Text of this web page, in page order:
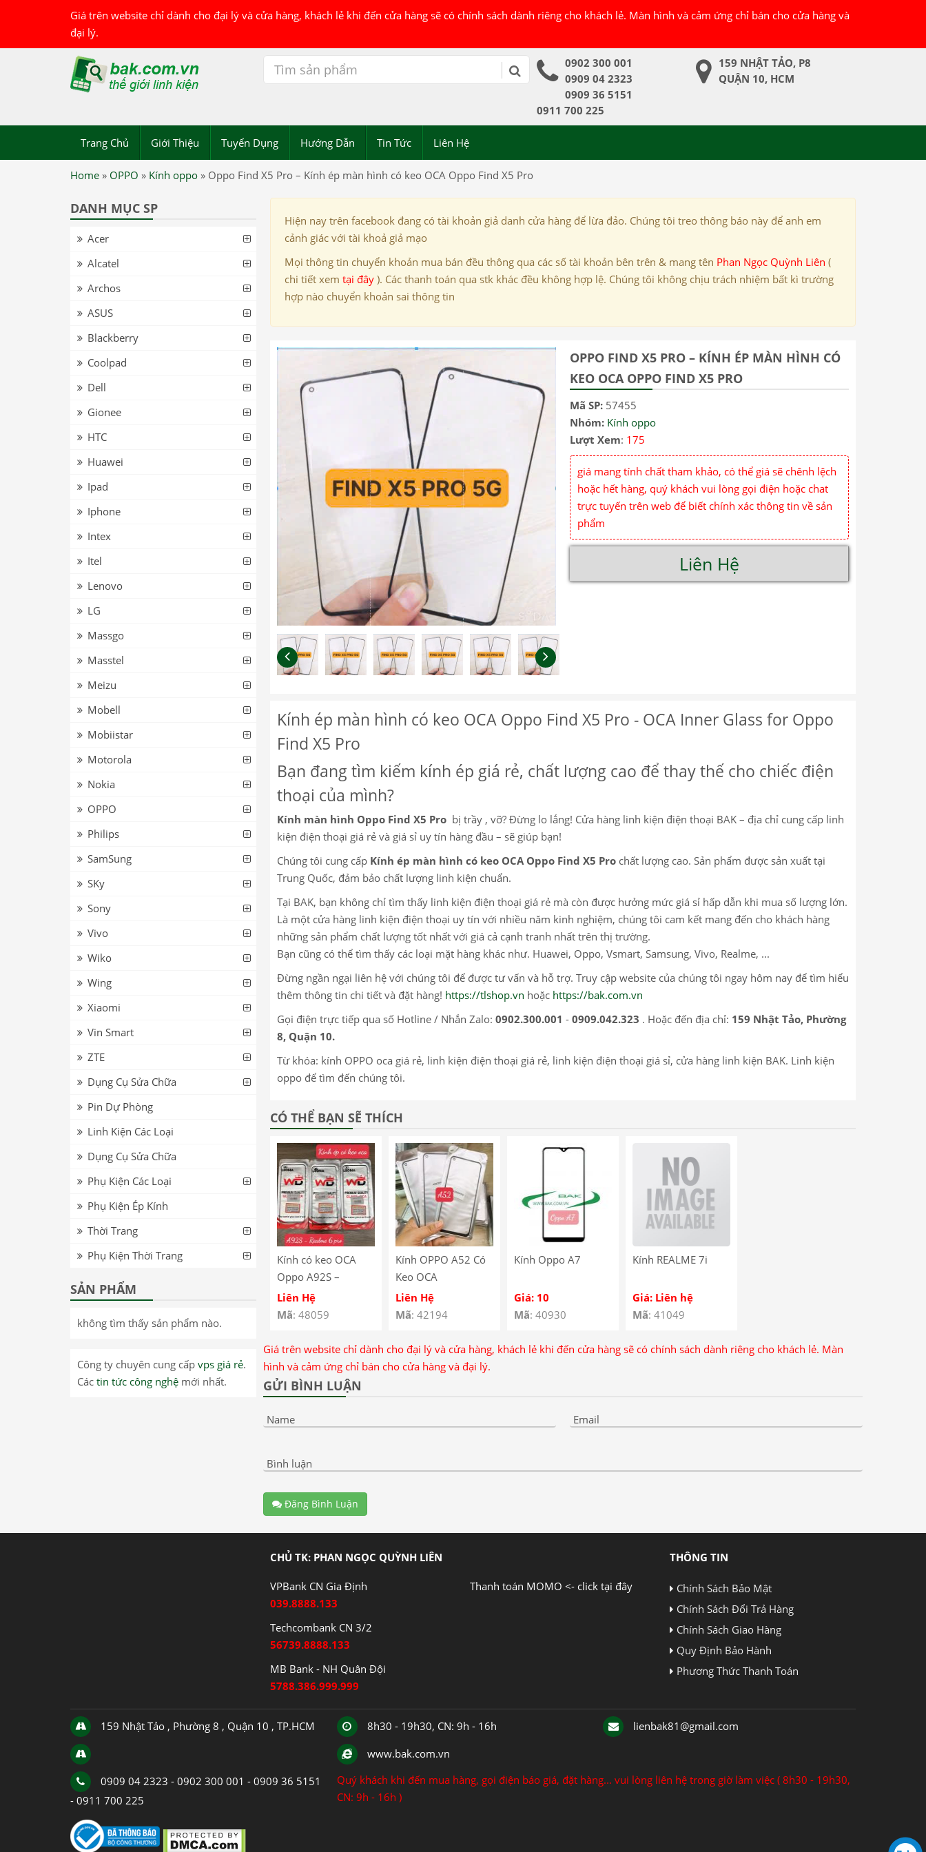
Giá trên website chỉ dành cho đại lý và cửa hàng, khách lẻ khi đến cửa hàng sẽ có chính sách dành riêng cho khách lẻ. Màn hình và cảm ứng chỉ bán cho cửa hàng và
đại lý.
0902 300 001
0909 04 2323
0909 36 5151
0911 700 225
159 NHẬT TẢO, P8
QUẬN 10, HCM
Trang Chủ Giới Thiệu Tuyển Dụng Hướng Dẫn Tin Tức Liên Hệ
Home » OPPO » Kính oppo » Oppo Find X5 Pro – Kính ép màn hình có keo OCA Oppo Find X5 Pro
Hiện nay trên facebook đang có tài khoản giả danh cửa hàng để lừa đảo. Chúng tôi treo thông báo này để anh em
cảnh giác với tài khoả giả mạo
Mọi thông tin chuyển khoản mua bán đều thông qua các số tài khoản bên trên & mang tên Phan Ngọc Quỳnh Liên (
chi tiết xem tại đây ). Các thanh toán qua stk khác đều không hợp lệ. Chúng tôi không chịu trách nhiệm bất kì trường
hợp nào chuyển khoản sai thông tin
OPPO FIND X5 PRO – KÍNH ÉP MÀN HÌNH CÓ
KEO OCA OPPO FIND X5 PRO
Mã SP: 57455
Nhóm: Kính oppo
Lượt Xem: 175
giá mang tính chất tham khảo, có thể giá sẽ chênh lệch
hoặc hết hàng, quý khách vui lòng gọi điện hoặc chat
trực tuyến trên web để biết chính xác thông tin về sản
phẩm
Liên Hệ
Kính ép màn hình có keo OCA Oppo Find X5 Pro - OCA Inner Glass for Oppo
Find X5 Pro
Bạn đang tìm kiếm kính ép giá rẻ, chất lượng cao để thay thế cho chiếc điện
thoại của mình?
Kính màn hình Oppo Find X5 Pro bị trầy , vỡ? Đừng lo lắng! Cửa hàng linh kiện điện thoại BAK – địa chỉ cung cấp linh
kiện điện thoại giá rẻ và giá sỉ uy tín hàng đầu – sẽ giúp bạn!
Chúng tôi cung cấp Kính ép màn hình có keo OCA Oppo Find X5 Pro chất lượng cao. Sản phẩm được sản xuất tại
Trung Quốc, đảm bảo chất lượng linh kiện chuẩn.
Tại BAK, bạn không chỉ tìm thấy linh kiện điện thoại giá rẻ mà còn được hưởng mức giá sỉ hấp dẫn khi mua số lượng lớn.
Là một cửa hàng linh kiện điện thoại uy tín với nhiều năm kinh nghiệm, chúng tôi cam kết mang đến cho khách hàng
những sản phẩm chất lượng tốt nhất với giá cả cạnh tranh nhất trên thị trường.
Bạn cũng có thể tìm thấy các loại mặt hàng khác như. Huawei, Oppo, Vsmart, Samsung, Vivo, Realme, ...
Đừng ngần ngại liên hệ với chúng tôi để được tư vấn và hỗ trợ. Truy cập website của chúng tôi ngay hôm nay để tìm hiểu
thêm thông tin chi tiết và đặt hàng! https://tlshop.vn hoặc https://bak.com.vn
Gọi điện trực tiếp qua số Hotline / Nhắn Zalo: 0902.300.001 - 0909.042.323 . Hoặc đến địa chỉ: 159 Nhật Tảo, Phường
8, Quận 10.
Từ khóa: kính OPPO oca giá rẻ, linh kiện điện thoại giá rẻ, linh kiện điện thoại giá sỉ, cửa hàng linh kiện BAK. Linh kiện
oppo để tìm đến chúng tôi.
CÓ THỂ BẠN SẼ THÍCH
Kính có keo OCA
Oppo A92S –
realme 6 pro
Liên Hệ
Mã: 48059
Kính OPPO A52 Có
Keo OCA
Liên Hệ
Mã: 42194
Kính Oppo A7
Giá: 10
Mã: 40930
Kính REALME 7i
Giá: Liên hệ
Mã: 41049
Giá trên website chỉ dành cho đại lý và cửa hàng, khách lẻ khi đến cửa hàng sẽ có chính sách dành riêng cho khách lẻ. Màn
hình và cảm ứng chỉ bán cho cửa hàng và đại lý.
GỬI BÌNH LUẬN
Name Email
Bình luận
Đăng Bình Luận
DANH MỤC SP
Acer
Alcatel
Archos
ASUS
Blackberry
Coolpad
Dell
Gionee
HTC
Huawei
Ipad
Iphone
Intex
Itel
Lenovo
LG
Massgo
Masstel
Meizu
Mobell
Mobiistar
Motorola
Nokia
OPPO
Philips
SamSung
SKy
Sony
Vivo
Wiko
Wing
Xiaomi
Vin Smart
ZTE
Dụng Cụ Sửa Chữa
Pin Dự Phòng
Linh Kiện Các Loại
Dụng Cụ Sửa Chữa
Phụ Kiện Các Loại
Phụ Kiện Ép Kính
Thời Trang
Phụ Kiện Thời Trang
SẢN PHẨM
không tìm thấy sản phẩm nào.
Công ty chuyên cung cấp vps giá rẻ.
Các tin tức công nghệ mới nhất.
CHỦ TK: PHAN NGỌC QUỲNH LIÊN
VPBank CN Gia Định
039.8888.133
Techcombank CN 3/2
56739.8888.133
MB Bank - NH Quân Đội
5788.386.999.999
Thanh toán MOMO <- click tại đây
THÔNG TIN
Chính Sách Bảo Mật
Chính Sách Đổi Trả Hàng
Chính Sách Giao Hàng
Quy Định Bảo Hành
Phương Thức Thanh Toán
159 Nhật Tảo , Phường 8 , Quận 10 , TP.HCM
0909 04 2323 - 0902 300 001 - 0909 36 5151
- 0911 700 225
8h30 - 19h30, CN: 9h - 16h
www.bak.com.vn
lienbak81@gmail.com
Quý khách khi đến mua hàng, gọi điện báo giá, đặt hàng... vui lòng liên hệ trong giờ làm việc ( 8h30 - 19h30,
CN: 9h - 16h )